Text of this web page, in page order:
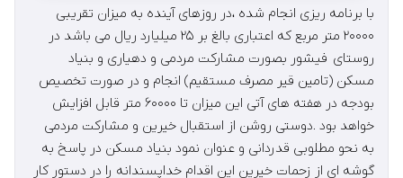
با برنامه ریزی انجام شده ،در روزهای آینده به میزان تقریبی
۲۰۰۰۰ متر مربع که اعتباری بالغ بر ۲۵ میلیارد ریال می باشد در
روستای فیشور بصورت مشارکت مردمی و دهیاری و بنیاد
مسکن (تامین قیر مصرف مستقیم) انجام و در صورت تخصیص
بودجه در هفته های آتی این میزان تا ۶۰۰۰۰ متر قابل افزایش
خواهد بود ‌.دوستی روشن از استقبال خیرین و مشارکت مردمی
به نحو مطلوبی قدردانی و عنوان نمود بنیاد مسکن در پاسخ به
گوشه ای از زحمات خیرین این اقدام خداپسندانه را در دستور کار